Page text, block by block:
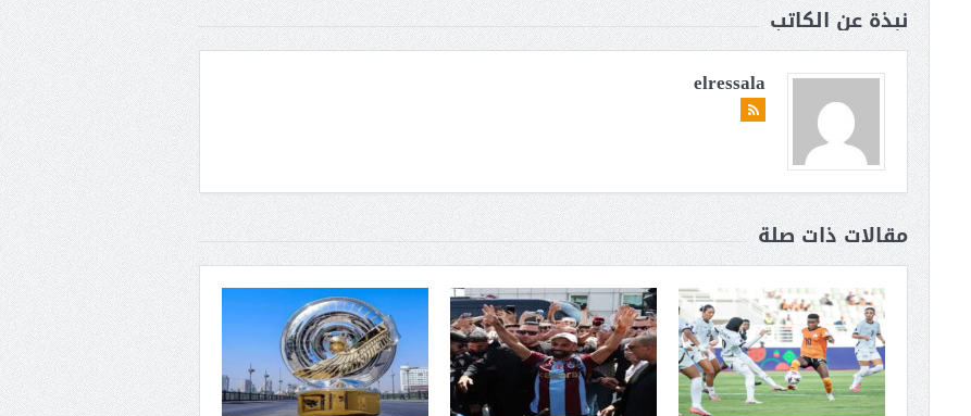
نبذة عن الكاتب
elressala
مقالات ذات صلة